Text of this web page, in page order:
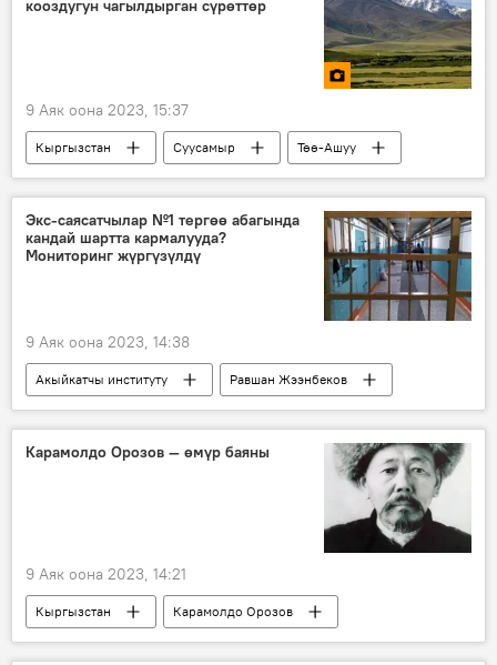
кооздугун чагылдырган сүрөттөр
9 Аяк оона 2023, 15:37
Кыргызстан Суусамыр
Төө-Ашуу
Сүрөт
мал жайлоо
Экс-саясатчылар №1 тергөө абагында
кандай шартта кармалууда?
Мониторинг жүргүзүлдү
9 Аяк оона 2023, 14:38
Акыйкатчы институту
Равшан Жээнбеков
абак
шарт мониторинг
Карамолдо Орозов — өмүр баяны
9 Аяк оона 2023, 14:21
Кыргызстан
Карамолдо Орозов
Өмүр баяны
биография